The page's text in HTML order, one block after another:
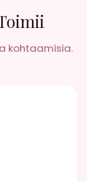
kohtaamisia.